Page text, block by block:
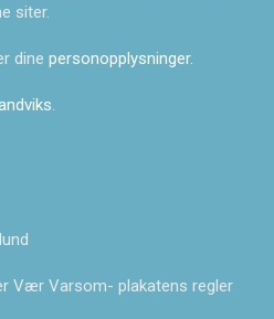
siter.
dine personopplysninger.
Vær Varsom- plakatens regler